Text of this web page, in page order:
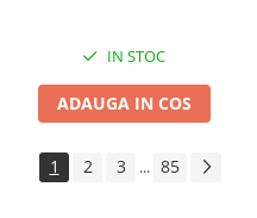
IN STOC
ADAUGA IN COS
1 2 3 ... 85